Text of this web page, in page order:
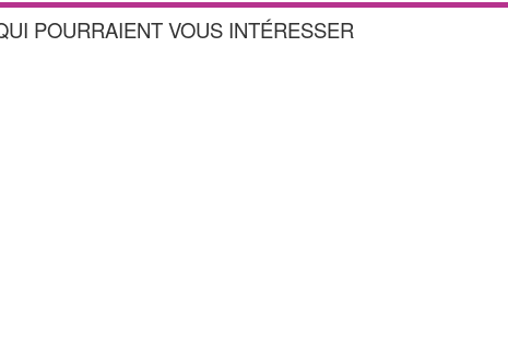
POURRAIENT VOUS INTÉRESSER